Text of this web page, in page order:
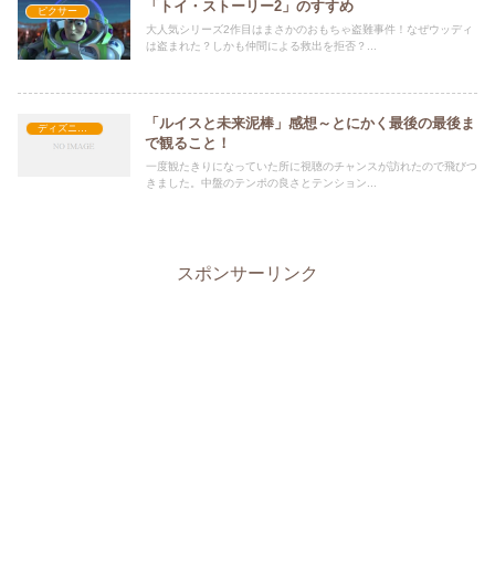
ピクサー 「トイ・ストーリー2」のすすめ
大人気シリーズ2作目はまさかのおもちゃ盗難事件！なぜウッディ
は盗まれた？しかも仲間による救出を拒否？...
「ルイスと未来泥棒」感想～とにかく最後の最後ま
で観ること！
一度観たきりになっていた所に視聴のチャンスが訪れたので飛びつ
きました。中盤のテンポの良さとテンション...
スポンサーリンク